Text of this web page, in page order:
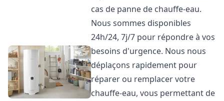
cas de panne de chauffe-eau.
Nous sommes disponibles
24h/24, 7j/7 pour répondre à vos
besoins d'urgence. Nous nous
déplaçons rapidement pour
réparer ou remplacer votre
chauffe-eau, vous permettant de